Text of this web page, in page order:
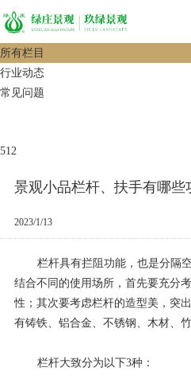
所有栏目
行业动态
常见问题
512
景观小品栏杆、扶手有哪些
2023/1/13
栏杆具有拦阻功能，也是分隔
结合不同的使用场所，首先要充分
性；其次要考虑栏杆的造型美，突
有铸铁、铝合金、不锈钢、木材、竹
栏杆大致分为以下3种：